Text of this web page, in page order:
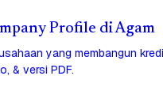
Profile di Agam
yang membangun
& versi PDF.